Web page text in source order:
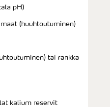
pH)
(huuhtoutuminen)
tai rankka
kalium reservit